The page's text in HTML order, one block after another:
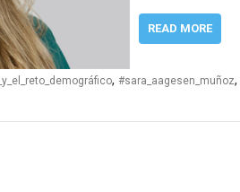
READ MORE
, #sara_aagesen_muñoz,